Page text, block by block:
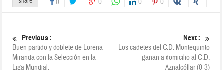
0 0 0 0
Previous :
Buen partido y doblete de Lorena
Miranda con la Selección en la
Liga Mundial.
Next :
Los cadetes del C.D. Montequinto
ganan a domicilio al C.D.
Aznalcóllar (0-3)